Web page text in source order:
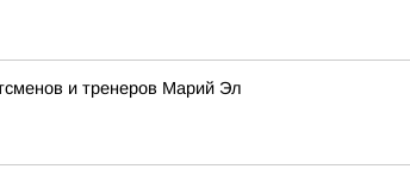
и тренеров Марий Эл